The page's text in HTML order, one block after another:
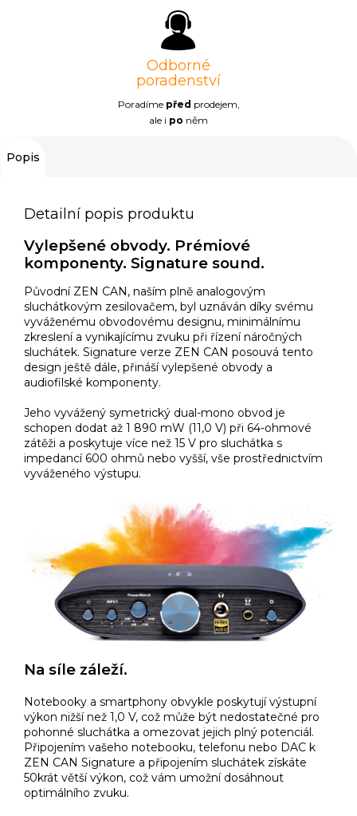
Odborné
poradenství
Poradíme před prodejem,
ale i po něm
Popis
Detailní popis produktu
Vylepšené obvody. Prémiové
komponenty. Signature sound.
Původní ZEN CAN, naším plně analogovým
sluchátkovým zesilovačem, byl uznáván díky svému
vyváženému obvodovému designu, minimálnímu
zkreslení a vynikajícímu zvuku při řízení náročných
sluchátek. Signature verze ZEN CAN posouvá tento
design ještě dále, přináší vylepšené obvody a
audiofilské komponenty.
Jeho vyvážený symetrický dual-mono obvod je
schopen dodat až 1 890 mW (11,0 V) při 64-ohmové
zátěži a poskytuje více než 15 V pro sluchátka s
impedancí 600 ohmů nebo vyšší, vše prostřednictvím
vyváženého výstupu.
Na síle záleží.
Notebooky a smartphony obvykle poskytují výstupní
výkon nižší než 1,0 V, což může být nedostatečné pro
pohonné sluchátka a omezovat jejich plný potenciál.
Připojením vašeho notebooku, telefonu nebo DAC k
ZEN CAN Signature a připojením sluchátek získáte
50krát větší výkon, což vám umožní dosáhnout
optimálního zvuku.